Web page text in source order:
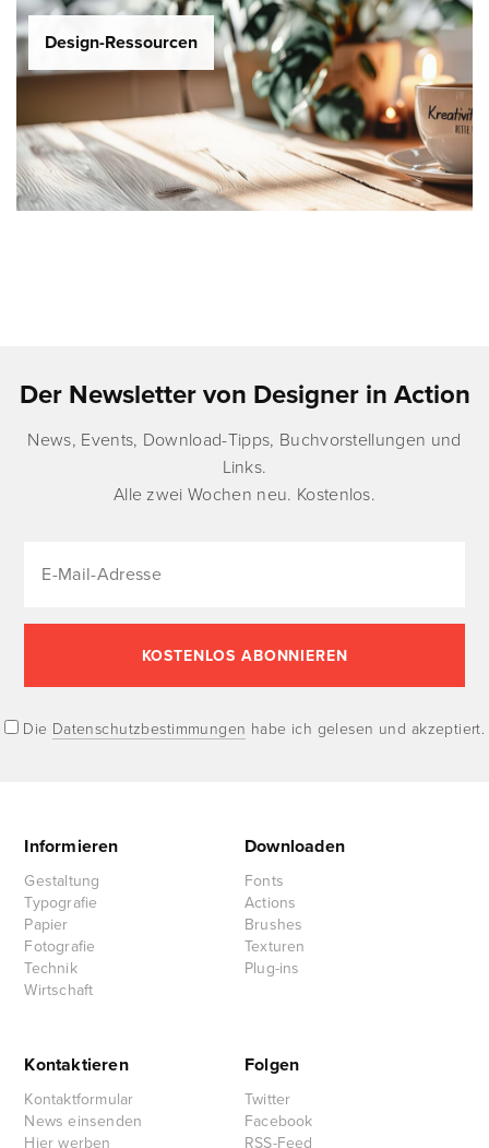
Design-Ressourcen
Der Newsletter von Designer in Action
News, Events, Download-Tipps, Buchvorstellungen und
Links.
Alle zwei Wochen neu. Kostenlos.
Die Datenschutzbestimmungen habe ich gelesen und akzeptiert.
Informieren
Gestaltung
Typografie
Papier
Fotografie
Technik
Wirtschaft
Downloaden
Fonts
Actions
Brushes
Texturen
Plug-ins
Kontaktieren
Kontaktformular
News einsenden
Hier werben
Folgen
Twitter
Facebook
RSS-Feed